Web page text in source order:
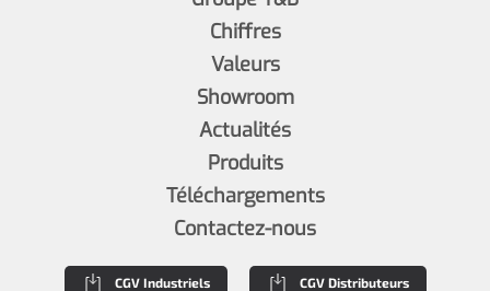
Chiffres
Valeurs
Showroom
Actualités
Produits
Téléchargements
Contactez-nous
CGV Industriels CGV Distributeurs